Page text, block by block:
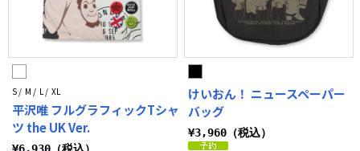
S / M / L / XL
平沢唯 フルグラフィックTシャ
ツ the UK Ver.
けいおん！ ニュースペーパー
バッグ
¥3,960（税込）